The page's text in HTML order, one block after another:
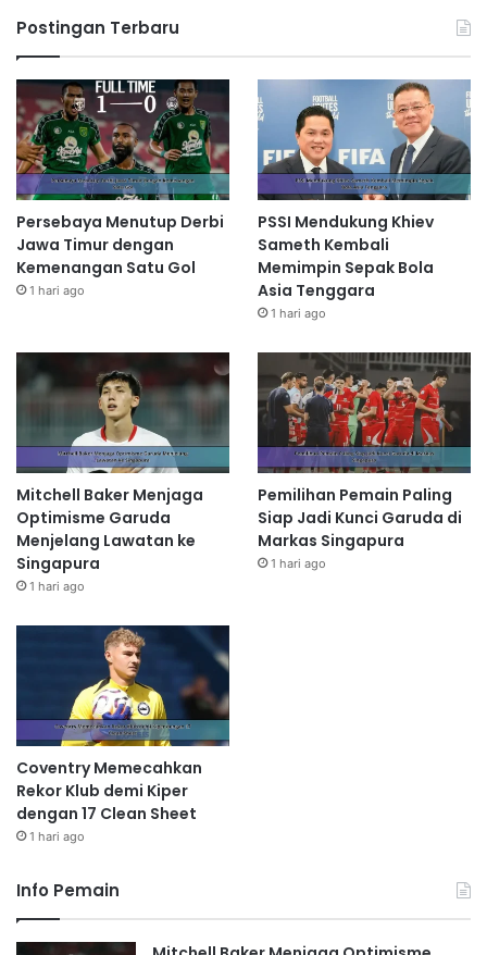
Postingan Terbaru
Persebaya Menutup Derbi
Jawa Timur dengan
Kemenangan Satu Gol
1 hari ago
PSSI Mendukung Khiev
Sameth Kembali
Memimpin Sepak Bola
Asia Tenggara
1 hari ago
Mitchell Baker Menjaga
Optimisme Garuda
Menjelang Lawatan ke
Singapura
1 hari ago
Pemilihan Pemain Paling
Siap Jadi Kunci Garuda di
Markas Singapura
1 hari ago
Coventry Memecahkan
Rekor Klub demi Kiper
dengan 17 Clean Sheet
1 hari ago
Info Pemain